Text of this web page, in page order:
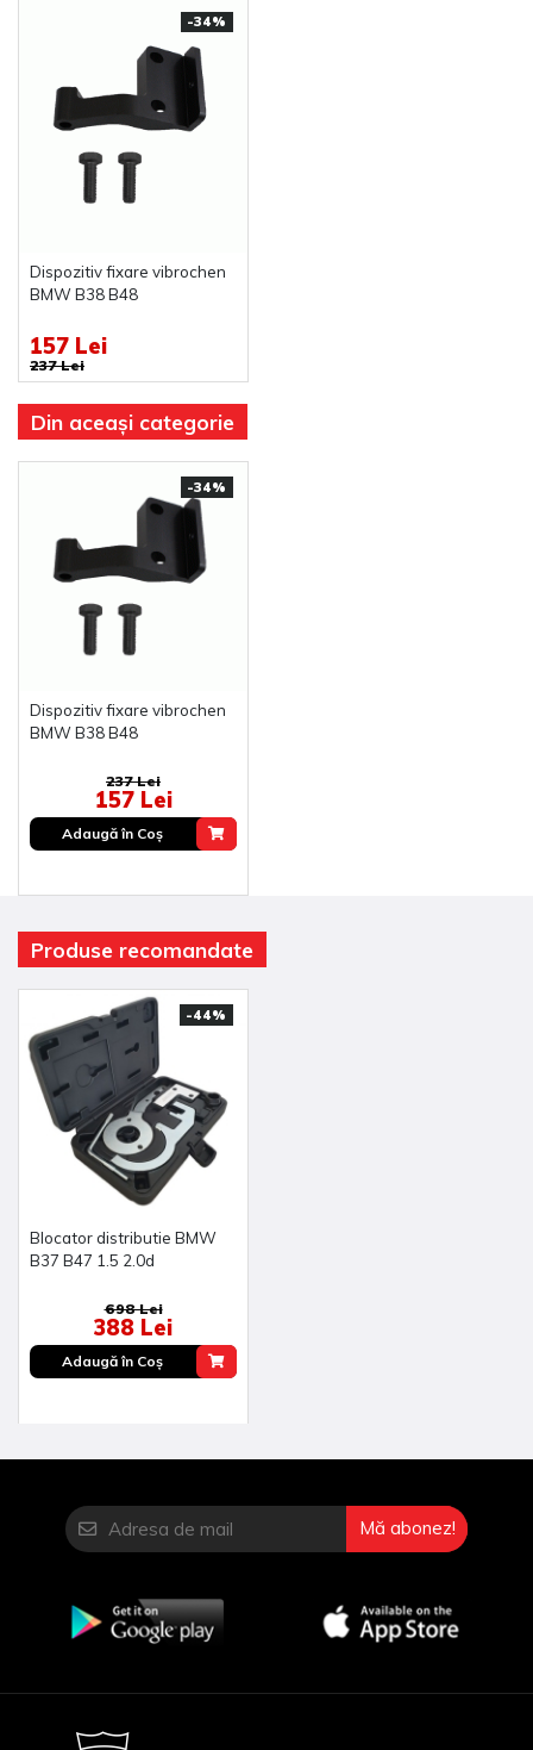
-34%
Dispozitiv fixare vibrochen
BMW B38 B48
157 Lei
237 Lei
Din aceași categorie
-34%
Dispozitiv fixare vibrochen
BMW B38 B48
237 Lei
157 Lei
Adaugă în Coş
Produse recomandate
-44%
Blocator distributie BMW
B37 B47 1.5 2.0d
698 Lei
388 Lei
Adaugă în Coş
Mă abonez!